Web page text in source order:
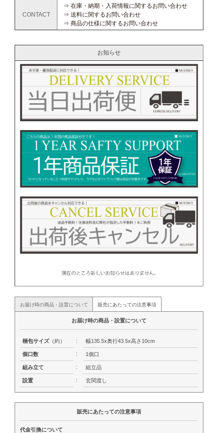
CONTACT
⇒ 在庫・納期・入荷情報に関するお問い合わせ
⇒ 送料に関するお問い合わせ
⇒ 商品の仕様に関するお問い合わせ
お知らせ
お届け時の商品・設置について 販売にあたっての注意事項
お届け時の商品・設置について
梱包サイズ（約） : 幅135.5x奥行43.5x高さ10cm
個口数 : 1個口
組み立て : 組立品
設置 : 玄関渡し
販売にあたっての注意事項
代金引換について